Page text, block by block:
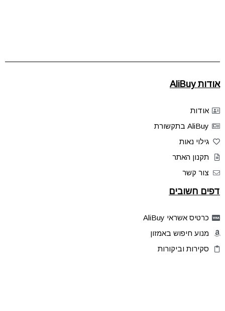
אודות AliBuy
אודות
AliBuy בתקשורת
גילוי נאות
תקנון האתר
צור קשר
דפים חשובים
כרטיס אשראי AliBuy
מנוע חיפוש באמזון
סקירות וביקורות